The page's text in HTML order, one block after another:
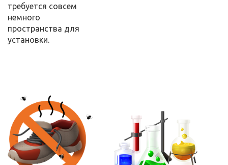
требуется совсем
немного
пространства для
установки.